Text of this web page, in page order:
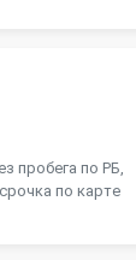
пробега по РБ,
по карте